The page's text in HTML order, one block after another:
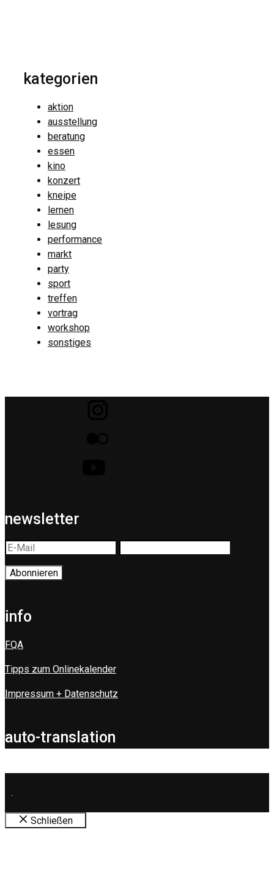
kategorien
aktion
ausstellung
beratung
essen
kino
konzert
kneipe
lernen
lesung
performance
markt
party
sport
treffen
vortrag
workshop
sonstiges
newsletter
info
FQA
Tipps zum Onlinekalender
Impressum + Datenschutz
auto-translation
.
Schließen